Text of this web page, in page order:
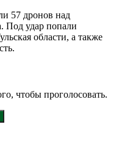
57 дронов над
Под удар попали
области, а также
чтобы проголосовать.